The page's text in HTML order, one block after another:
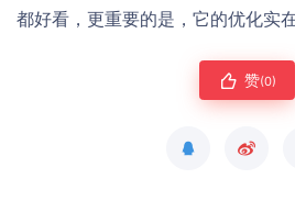
都好看，更重要的是，它的优化实
赞(0)